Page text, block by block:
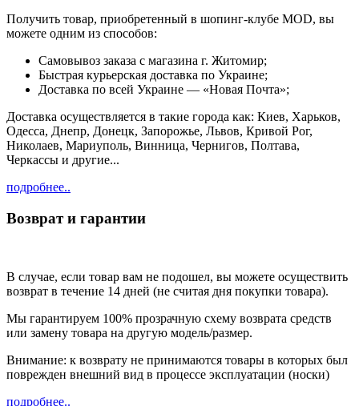
Получить товар, приобретенный в шопинг-клубе MOD, вы
можете одним из способов:
Cамовывоз заказа с магазина г. Житомир;
Быстрая курьерская доставка по Украине;
Доставка по всей Украине — «Новая Почта»;
Доставка осуществляется в такие города как: Киев, Харьков,
Одесса, Днепр, Донецк, Запорожье, Львов, Кривой Рог,
Николаев, Мариуполь, Винница, Чернигов, Полтава,
Черкассы и другие...
подробнее..
Возврат и гарантии
В случае, если товар вам не подошел, вы можете осуществить
возврат в течение 14 дней (не считая дня покупки товара).
Мы гарантируем 100% прозрачную схему возврата средств
или замену товара на другую модель/размер.
Внимание: к возврату не принимаются товары в которых был
поврежден внешний вид в процессе эксплуатации (носки)
подробнее..